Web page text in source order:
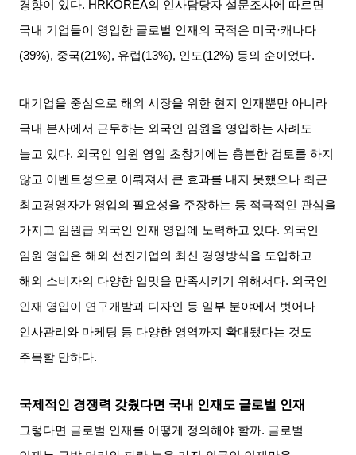
경향이 있다. HRKOREA의 인사담당자 설문조사에 따르면
국내 기업들이 영입한 글로벌 인재의 국적은 미국·캐나다
(39%), 중국(21%), 유럽(13%), 인도(12%) 등의 순이었다.
대기업을 중심으로 해외 시장을 위한 현지 인재뿐만 아니라
국내 본사에서 근무하는 외국인 임원을 영입하는 사례도
늘고 있다. 외국인 임원 영입 초창기에는 충분한 검토를 하지
않고 이벤트성으로 이뤄져서 큰 효과를 내지 못했으나 최근
최고경영자가 영입의 필요성을 주장하는 등 적극적인 관심을
가지고 임원급 외국인 인재 영입에 노력하고 있다. 외국인
임원 영입은 해외 선진기업의 최신 경영방식을 도입하고
해외 소비자의 다양한 입맛을 만족시키기 위해서다. 외국인
인재 영입이 연구개발과 디자인 등 일부 분야에서 벗어나
인사관리와 마케팅 등 다양한 영역까지 확대됐다는 것도
주목할 만하다.
국제적인 경쟁력 갖췄다면 국내 인재도 글로벌 인재
그렇다면 글로벌 인재를 어떻게 정의해야 할까. 글로벌